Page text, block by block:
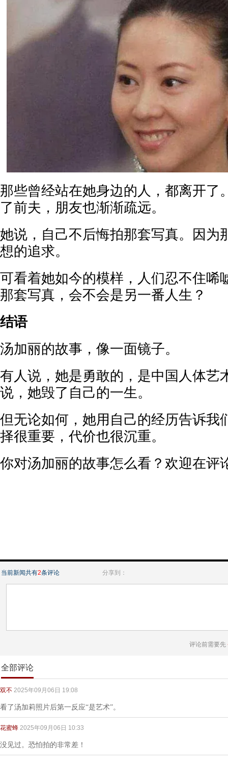
那些曾经站在她身边的人，都离开了
了前夫，朋友也渐渐疏远。
她说，自己不后悔拍那套写真。因为
想的追求。
可看着她如今的模样，人们忍不住唏
那套写真，会不会是另一番人生？
结语
汤加丽的故事，像一面镜子。
有人说，她是勇敢的，是中国人体艺
说，她毁了自己的一生。
但无论如何，她用自己的经历告诉我
择很重要，代价也很沉重。
你对汤加丽的故事怎么看？欢迎在评
当前新闻共有2条评论 分享到：
评论前需要先
全部评论
双不 2025年09月06日 19:08
看了汤加莉照片后第一反应“是艺术”。
花蜜蜂 2025年09月06日 10:33
没见过。恐怕拍的非常差！